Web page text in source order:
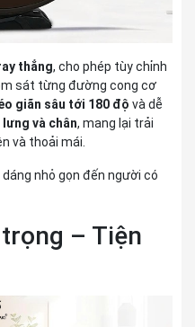
thẳng, cho phép tùy chỉnh
sát từng đường cong cơ
giãn sâu tới 180 độ và dễ
và chân, mang lại trải
và thoải mái.
nhỏ gọn đến người có
– Tiện